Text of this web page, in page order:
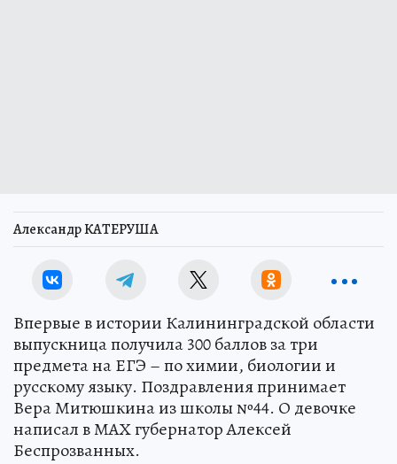
Александр КАТЕРУША
Впервые в истории Калининградской области
выпускница получила 300 баллов за три
предмета на ЕГЭ – по химии, биологии и
русскому языку. Поздравления принимает
Вера Митюшкина из школы №44. О девочке
написал в МАХ губернатор Алексей
Беспрозванных.